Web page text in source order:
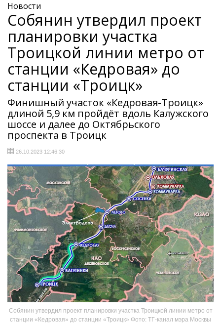
Новости
Собянин утвердил проект
планировки участка
Троицкой линии метро от
станции «Кедровая» до
станции «Троицк»
Финишный участок «Кедровая-Троицк»
длиной 5,9 км пройдёт вдоль Калужского
шоссе и далее до Октябрьского
проспекта в Троицк
26.10.2023 12:46:30
Собянин утвердил проект планировки участка Троицкой линии метро от
станции «Кедровая» до станции «Троицк» Фото: ТГ-канал мэра Москвы